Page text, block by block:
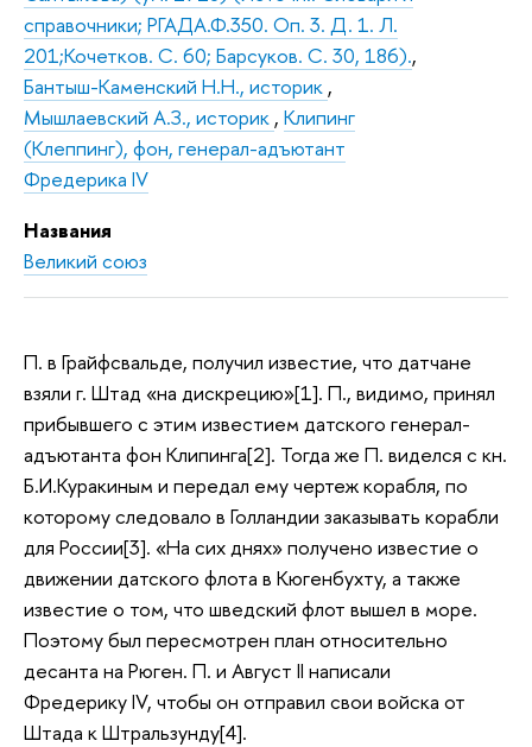
справочники; РГАДА.Ф.350. Оп. 3. Д. 1. Л.
201;Кочетков. С. 60; Барсуков. С. 30, 186).,
Бантыш-Каменский Н.Н., историк ,
Мышлаевский А.З., историк , Клипинг
(Клеппинг), фон, генерал-адъютант
Фредерика IV
Названия
Великий союз
П. в Грайфсвальде, получил известие, что датчане
взяли г. Штад «на дискрецию»[1]. П., видимо, принял
прибывшего с этим известием датского генерал-
адъютанта фон Клипинга[2]. Тогда же П. виделся с кн.
Б.И.Куракиным и передал ему чертеж корабля, по
которому следовало в Голландии заказывать корабли
для России[3]. «На сих днях» получено известие о
движении датского флота в Кюгенбухту, а также
известие о том, что шведский флот вышел в море.
Поэтому был пересмотрен план относительно
десанта на Рюген. П. и Август II написали
Фредерику IV, чтобы он отправил свои войска от
Штада к Штральзунду[4].